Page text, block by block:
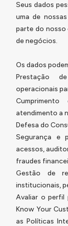
Seus dados
uma de
parte do nosso
de negócios.
Os dados
Prestação
operacionais
atendimento a
Defesa do
Segurança e
acessos,
fraudes
Gestão de
institucionais,
Avaliar o perfil
Know Your
as Políticas